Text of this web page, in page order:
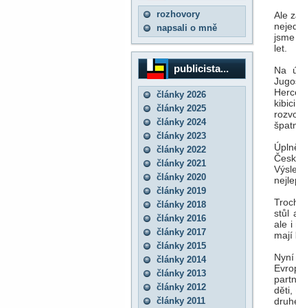
rozhovory
napsali o mně
publicista...
články 2026
články 2025
články 2024
články 2023
články 2022
články 2021
články 2020
články 2019
články 2018
články 2016
články 2017
články 2015
články 2014
články 2013
články 2012
články 2011
Ale
let.
Na
stůl
ale i
mají
děti,